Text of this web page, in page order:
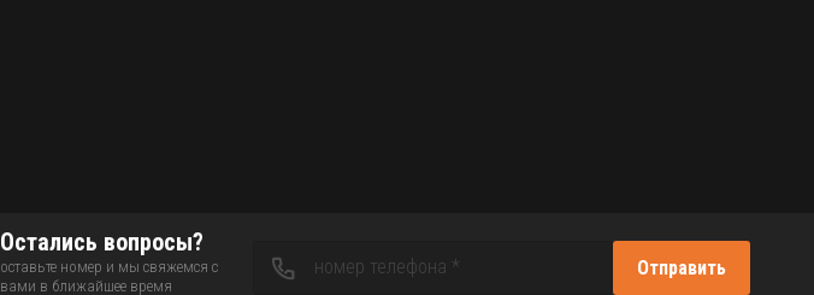
Остались вопросы?
оставьте номер и мы свяжемся с
вами в ближайшее время
Отправить